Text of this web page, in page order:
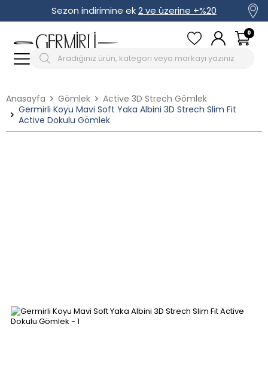
Sezon indirimine ek2 ve üzerine +%20
0
Anasayfa Gömlek
Active 3D Strech Gömlek
Germirli Koyu Mavi Soft Yaka Albini 3D Strech Slim Fit
Active Dokulu Gömlek